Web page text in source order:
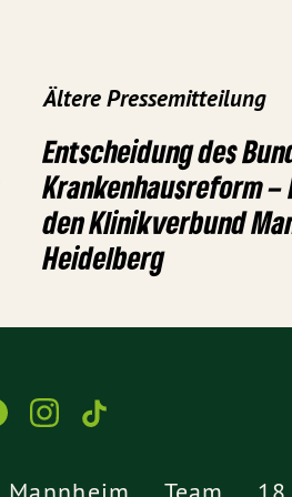
Ältere Pressemitteilung
Entscheidung des
Krankenhausreform
den Klinikverbund
Heidelberg